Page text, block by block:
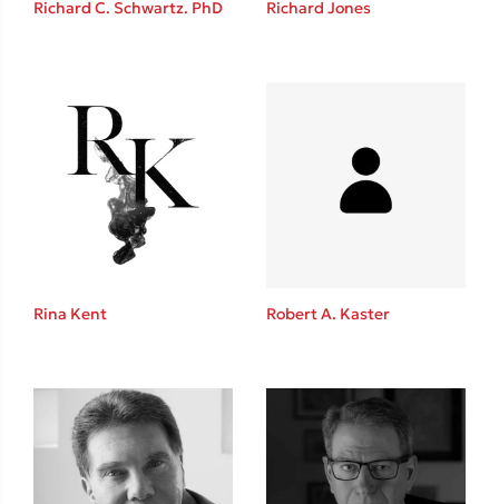
Καθρέφτης
Sebastian Fitzek
Στέφανος Ξενάκης
Το λεξικό της ζωής σου
Richard C. Schwartz. PhD Richard Jones
Rina Kent Robert A. Kaster